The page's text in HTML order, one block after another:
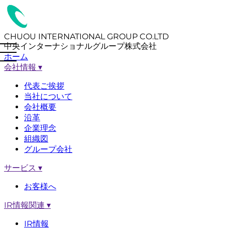
CHUOU INTERNATIONAL GROUP CO.LTD
中央インターナショナルグループ株式会社
ホーム
会社情報 ▾
代表ご挨拶
当社について
会社概要
沿革
企業理念
組織図
グループ会社
サービス ▾
お客様へ
IR情報関連 ▾
IR情報